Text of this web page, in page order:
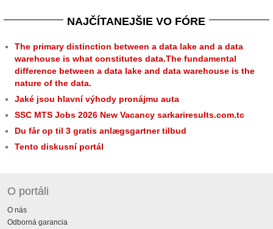
NAJČÍTANEJŠIE VO FÓRE
The primary distinction between a data lake and a data
warehouse is what constitutes data.The fundamental
difference between a data lake and data warehouse is the
nature of the data.
Jaké jsou hlavní výhody pronájmu auta
SSC MTS Jobs 2026 New Vacancy sarkariresults.com.tc
Du får op til 3 gratis anlægsgartner tilbud
Tento diskusní portál
O portáli
O nás
Odborná garancia